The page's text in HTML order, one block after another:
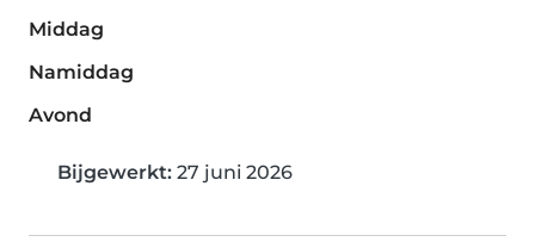
Middag
Namiddag
Avond
Bijgewerkt: 27 juni 2026